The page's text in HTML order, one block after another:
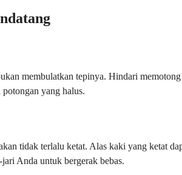
membulatkan tepinya. Hindari
yang halus.
tidak terlalu ketat. Alas kaki yang ketat
Anda untuk bergerak bebas.